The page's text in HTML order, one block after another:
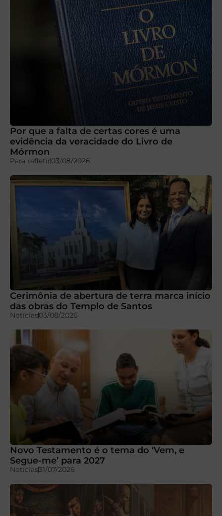
Por que a falta de certas cores é uma
evidência da veracidade do Livro de
Mórmon
Para refletir03/08/2026
Cerimônia de abertura de terra marca início
das obras do Templo de Santos
Notícias03/08/2026
Novo Testamento é o tema do ‘Vem, e
Segue-me’ para 2027
Notícias31/07/2026